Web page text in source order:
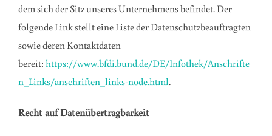
dem sich der Sitz unseres Unternehmens befindet. Der
folgende Link stellt eine Liste der Datenschutzbeauftragten
sowie deren Kontaktdaten
bereit: https://www.bfdi.bund.de/DE/Infothek/Anschrifte
n_Links/anschriften_links-node.html.
Recht auf Datenübertragbarkeit